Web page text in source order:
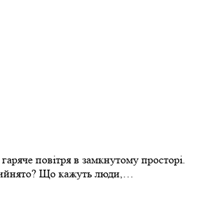
повітря в замкнутому просторі.
Що кажуть люди,…